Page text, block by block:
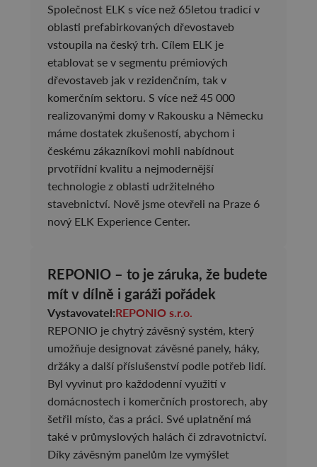
Společnost ELK s více než 65letou tradicí v
oblasti prefabirkovaných dřevostaveb
vstoupila na český trh. Cílem ELK je
etablovat se v segmentu prémiových
dřevostaveb jak v rezidenčním, tak v
komerčním sektoru. S více než 45 000
realizovanými domy v Rakousku a Německu
máme dostatek zkušeností, abychom i
českému zákazníkovi mohli nabídnout
prvotřídní kvalitu a nejmodernější
technologie z oblasti udržitelného
stavebnictví. Nově jsme otevřeli na Praze 6
nový ELK Experience Center.
REPONIO – to je záruka, že budete
mít v dílně i garáži pořádek
Vystavovatel:REPONIO s.r.o.
REPONIO je chytrý závěsný systém, který
umožňuje designovat závěsné panely, háky,
držáky a další příslušenství podle potřeb lidí.
Byl vyvinut pro každodenní využití v
domácnostech i komerčních prostorech, aby
šetřil místo, čas a práci. Své uplatnění má
také v průmyslových halách či zdravotnictví.
Díky závěsným panelům lze vymýšlet